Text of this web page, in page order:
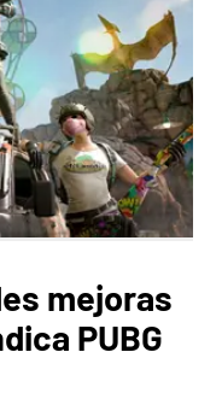
mejoras
PUBG